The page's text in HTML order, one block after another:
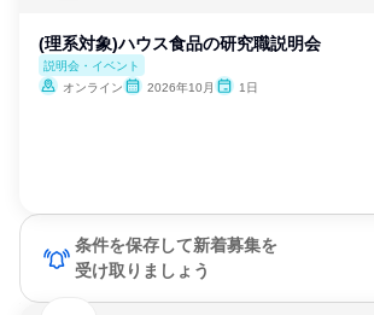
(理系対象)ハウス食品の研究職説明会
説明会・イベント
オンライン
2026年10月 1日
条件を保存して新着募集を
受け取りましょう